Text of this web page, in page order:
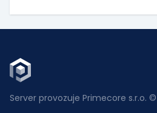
Server provozuje Primecore s.r.o.